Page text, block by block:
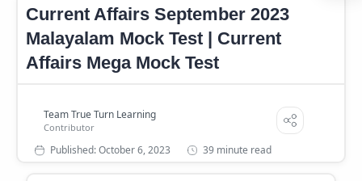
Current Affairs September 2023
Malayalam Mock Test | Current
Affairs Mega Mock Test
39 minute read